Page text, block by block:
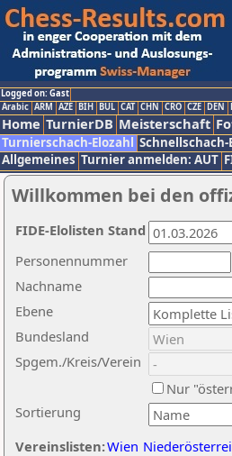
Logged on: Gast
Arabic ARM AZE BIH BUL CAT CHN CRO CZE DEN
Home TurnierDB Meisterschaft
Turnierschach-Elozahl Schnellschach-
Allgemeines Turnier anmelden: AUT
Willkommen bei den
Nachname
Ebene
Sortierung
Personennummer
Bundesland
Spgem./Kreis/Verein
Nur
Vereinslisten:Wien
FIDE-Elolisten Stand